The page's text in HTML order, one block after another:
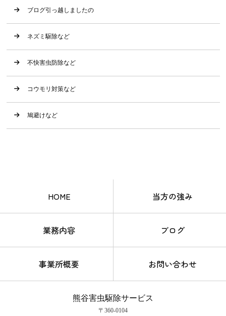
ブログ引っ越しましたの
ネズミ駆除など
不快害虫防除など
コウモリ対策など
鳩避けなど
HOME 当方の強み
業務内容 ブログ
事業所概要 お問い合わせ
熊谷害虫駆除サービス
〒360-0104